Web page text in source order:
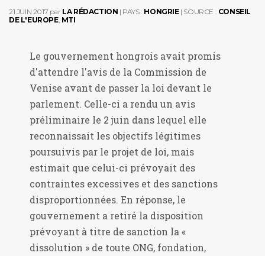
21 JUIN 2017 par LA RÉDACTION | PAYS : HONGRIE| SOURCE : CONSEIL
DE L'EUROPE, MTI
Le gouvernement hongrois avait promis
d'attendre l'avis de la Commission de
Venise avant de passer la loi devant le
parlement. Celle-ci a rendu un avis
préliminaire le 2 juin dans lequel elle
reconnaissait les objectifs légitimes
poursuivis par le projet de loi, mais
estimait que celui-ci prévoyait des
contraintes excessives et des sanctions
disproportionnées. En réponse, le
gouvernement a retiré la disposition
prévoyant à titre de sanction la «
dissolution » de toute ONG, fondation,